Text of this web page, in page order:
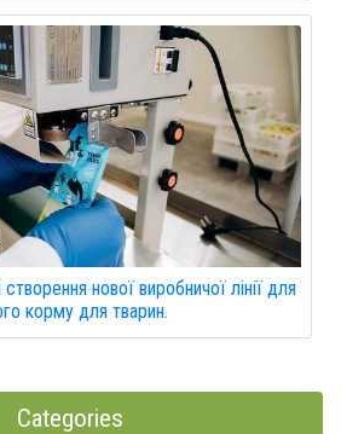
нової виробничої лінії для
корму для тварин.
Categories